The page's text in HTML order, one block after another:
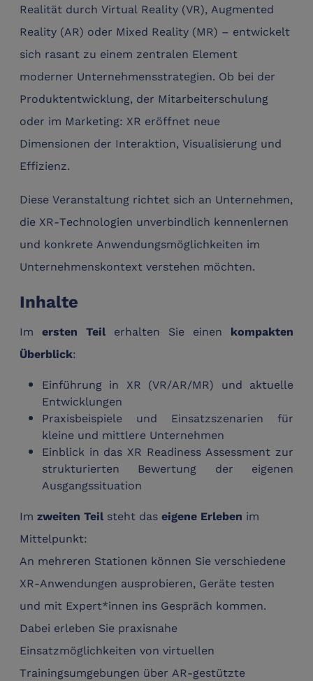
Realität durch Virtual Reality (VR), Augmented
Reality (AR) oder Mixed Reality (MR) – entwickelt
sich rasant zu einem zentralen Element
moderner Unternehmensstrategien. Ob bei der
Produktentwicklung, der Mitarbeiterschulung
oder im Marketing: XR eröffnet neue
Dimensionen der Interaktion, Visualisierung und
Effizienz.
Diese Veranstaltung richtet sich an Unternehmen,
die XR-Technologien unverbindlich kennenlernen
und konkrete Anwendungsmöglichkeiten im
Unternehmenskontext verstehen möchten.
Inhalte
Im ersten Teil erhalten Sie einen
kompakten
Überblick:
Einführung in XR (VR/AR/MR) und aktuelle
Entwicklungen
Praxisbeispiele und Einsatzszenarien für
kleine und mittlere Unternehmen
Einblick in das XR Readiness Assessment zur
strukturierten Bewertung der eigenen
Ausgangssituation
Im zweiten Teil steht das eigene Erleben im
Mittelpunkt:
An mehreren Stationen können Sie verschiedene
XR-Anwendungen ausprobieren, Geräte testen
und mit Expert*innen ins Gespräch kommen.
Dabei erleben Sie praxisnahe
Einsatzmöglichkeiten von virtuellen
Trainingsumgebungen über AR-gestützte